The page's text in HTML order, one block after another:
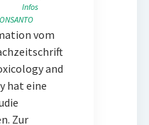
Infos
vom
and
hat eine
Zur